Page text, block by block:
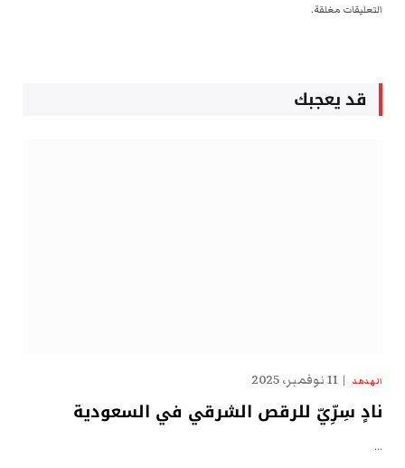
التعليقات مغلقة.
قد يعجبك
الهدهد 11 نوفمبر، 2025
نادٍ سِرِّيّ للرقص الشرقي في السعودية
…